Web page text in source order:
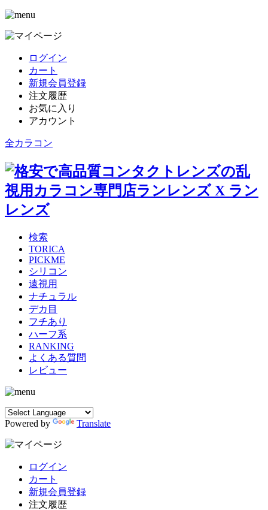
ログイン
カート
新規会員登録
注文履歴
お気に入り
アカウント
全カラコン
検索
TORICA
PICKME
シリコン
遠視用
ナチュラル
デカ目
フチあり
ハーフ系
RANKING
よくある質問
レビュー
Powered by Translate
ログイン
カート
新規会員登録
注文履歴